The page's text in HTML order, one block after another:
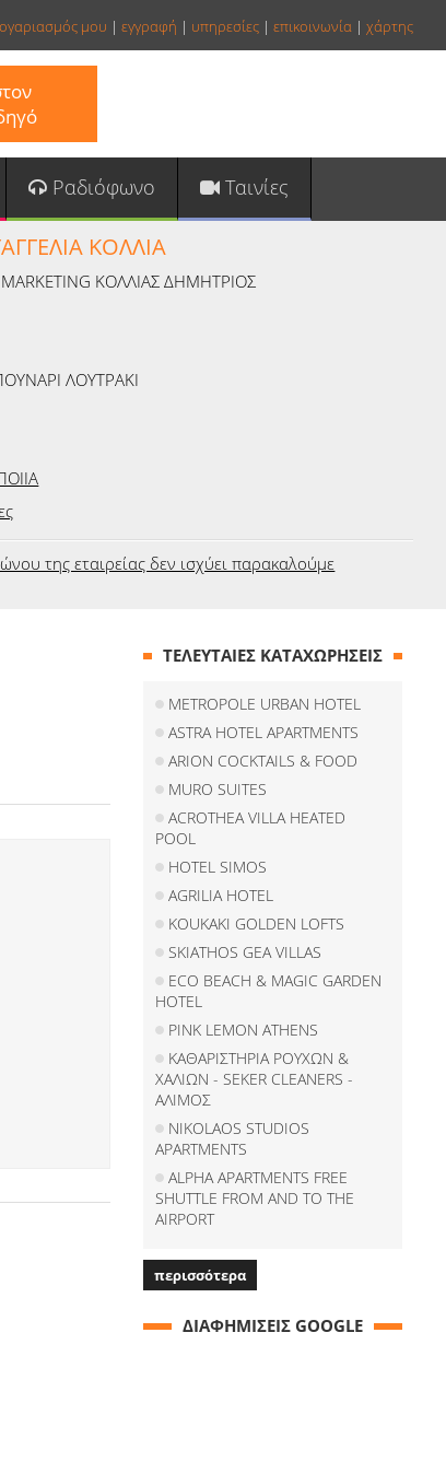
μου | εγγραφή | υπηρεσίες | επικοινωνία | χάρτης
Ραδιόφωνο Ταινίες
ΚΟΛΛΙΑ
ΚΟΛΛΙΑΣ ΔΗΜΗΤΡΙΟΣ
ΛΟΥΤΡΑΚΙ
της εταιρείας δεν ισχύει παρακαλούμε
ΤΕΛΕΥΤΑΙΕΣ ΚΑΤΑΧΩΡΗΣΕΙΣ
METROPOLE URBAN HOTEL
ASTRA HOTEL APARTMENTS
ARION COCKTAILS & FOOD
MURO SUITES
ACROTHEA VILLA HEATED
POOL
HOTEL SIMOS
AGRILIA HOTEL
KOUKAKI GOLDEN LOFTS
SKIATHOS GEA VILLAS
ECO BEACH & MAGIC GARDEN
HOTEL
PINK LEMON ATHENS
ΚΑΘΑΡΙΣΤΗΡΙΑ ΡΟΥΧΩΝ &
ΧΑΛΙΩΝ - SEKER CLEANERS -
ΑΛΙΜΟΣ
NIKOLAOS STUDIOS
APARTMENTS
ALPHA APARTMENTS FREE
SHUTTLE FROM AND TO THE
AIRPORT
περισσότερα
ΔΙΑΦΗΜΙΣΕΙΣ GOOGLE